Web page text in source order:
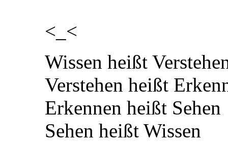
<_<
Wissen heißt
Verstehen heißt
Erkennen heißt Sehen
Sehen heißt Wissen